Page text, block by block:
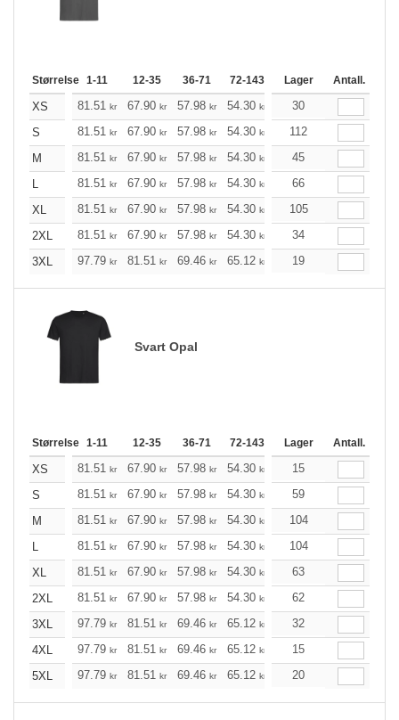
Størrelse 1-11 12-35 36-71 72-143 144-287 288 +
Lager Antall.
XS 81.51 kr 67.90 kr 57.98 kr 54.30 kr 51.62
30
S
81.51 kr 67.90 kr 57.98 kr 54.30 kr 51.62
112
M
81.51 kr 67.90 kr 57.98 kr 54.30 kr 51.62
45
L
81.51 kr 67.90 kr 57.98 kr 54.30 kr 51.62
66
XL
81.51 kr 67.90 kr 57.98 kr 54.30 kr 51.62
105
2XL
81.51 kr 67.90 kr 57.98 kr 54.30 kr 51.62
34
3XL
97.79 kr 81.51 kr 69.46 kr 65.12 kr 61.88
19
Svart Opal
Størrelse 1-11 12-35 36-71 72-143 144-287 288 +
Lager Antall.
XS 81.51 kr 67.90 kr 57.98 kr 54.30 kr 51.62
15
S
81.51 kr 67.90 kr 57.98 kr 54.30 kr 51.62
59
M
81.51 kr 67.90 kr 57.98 kr 54.30 kr 51.62
104
L
81.51 kr 67.90 kr 57.98 kr 54.30 kr 51.62
104
XL
81.51 kr 67.90 kr 57.98 kr 54.30 kr 51.62
63
2XL
81.51 kr 67.90 kr 57.98 kr 54.30 kr 51.62
62
3XL
97.79 kr 81.51 kr 69.46 kr 65.12 kr 61.88
32
4XL
97.79 kr 81.51 kr 69.46 kr 65.12 kr 61.88
15
5XL
97.79 kr 81.51 kr 69.46 kr 65.12 kr 61.88
20